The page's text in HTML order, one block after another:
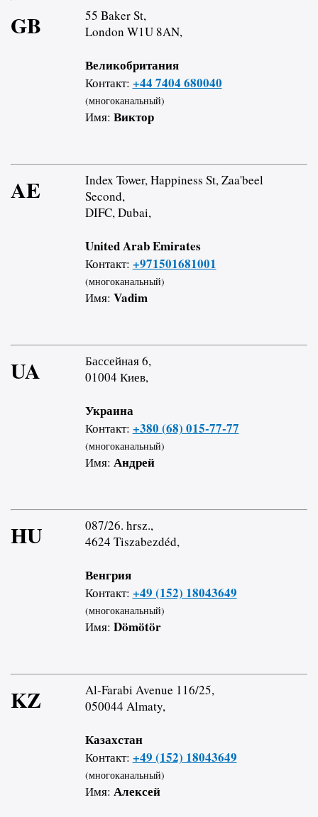
GB
55 Baker St,
London W1U 8AN,
Великобритания
Контакт: +44 7404 680040
(многоканальный)
Имя: Виктор
AE
Index Tower, Happiness St, Zaa'beel
Second,
DIFC, Dubai,
United Arab Emirates
Контакт: +971501681001
(многоканальный)
Имя: Vadim
UA
Бассейная 6,
01004 Киев,
Украина
Контакт: +380 (68) 015-77-77
(многоканальный)
Имя: Андрей
HU
087/26. hrsz.,
4624 Tiszabezdéd,
Венгрия
Контакт: +49 (152) 18043649
(многоканальный)
Имя: Dömötör
KZ
Al-Farabi Avenue 116/25,
050044 Almaty,
Казахстан
Контакт: +49 (152) 18043649
(многоканальный)
Имя: Алексей